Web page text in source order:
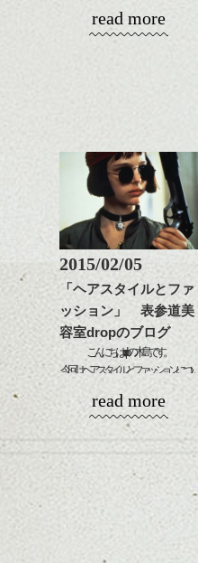
これからのスタイルチェ
ンジの事、髪質に合った
シバタ
って毎日のお手入れも簡
ワックスとオイル、バー
ム等の質感を調整しやす
いものを全体になじませ
整えるだけですよ。
ンジの事等
是非なんでもご相談して
下さい。
お待ちしております
介します。
流れる前髪と前下がりベースでカットした
ところがポイントです。
サイドからみても綺麗に見えるように、バ
ックの丸みも骨格に合わせてカット。
read more
2015/02/05
「ヘアスタイルとファ
ッション」 表参道美
容室dropのブログ
こんにちはdropの木島です。
今回はヘアスタイルとファッションについ
ブログを書く事になりました。
はじめて意識し始めた事を色々思い返して
みると
思春期の頃からだった気がします。
今まで何にも気にした事などなかったの
に急に意識し始めて当時はオシャレな美容
read more